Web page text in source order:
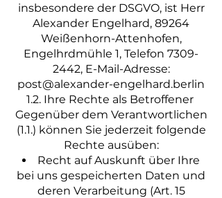
insbesondere der DSGVO, ist Herr
Alexander Engelhard, 89264
Weißenhorn-Attenhofen,
Engelhrdmühle 1, Telefon 7309-
2442, E-Mail-Adresse:
post@alexander-engelhard.berlin
1.2. Ihre Rechte als Betroffener
Gegenüber dem Verantwortlichen
(1.1.) können Sie jederzeit folgende
Rechte ausüben:
Recht auf Auskunft über Ihre
bei uns gespeicherten Daten und
deren Verarbeitung (Art. 15